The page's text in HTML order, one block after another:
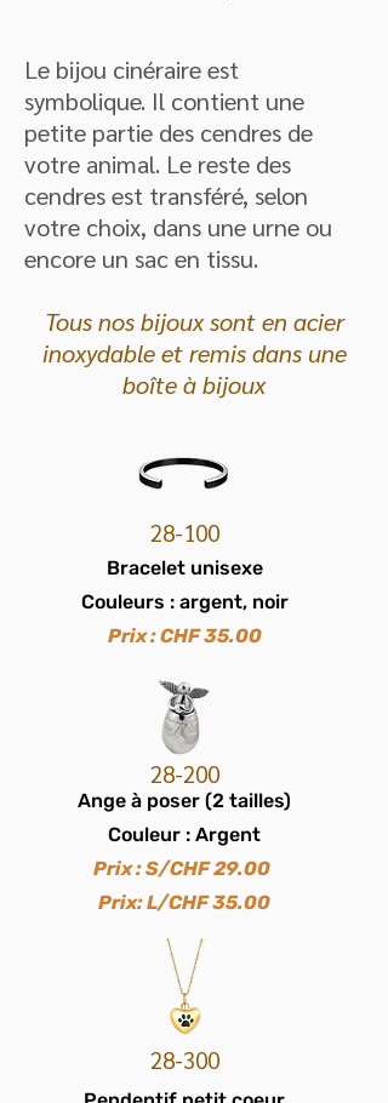
Le bijou cinéraire est
symbolique. Il contient une
petite partie des cendres de
votre animal. Le reste des
cendres est transféré, selon
votre choix, dans une urne ou
encore un sac en tissu.
Tous nos bijoux sont en acier
inoxydable et remis dans une
boîte à bijoux
28-100
Bracelet unisexe
Couleurs : argent, noir
Prix : CHF 35.00
28-200
Ange à poser(2 tailles)
Couleur:Argent
Prix : S/CHF 29.00
Prix: L/CHF 35.00
28-300